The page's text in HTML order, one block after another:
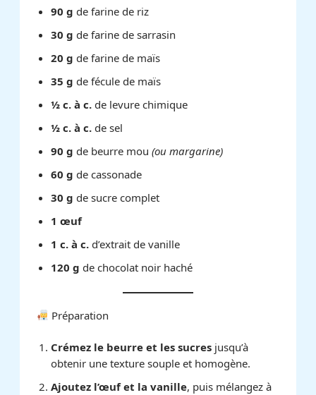
90 g de farine de riz
30 g de farine de sarrasin
20 g de farine de maïs
35 g de fécule de maïs
½ c. à c. de levure chimique
½ c. à c. de sel
90 g de beurre mou(ou margarine)
60 g de cassonade
30 g de sucre complet
1 œuf
1 c. à c. d’extrait de vanille
120 g de chocolat noir haché
Préparation
Crémez le beurre et les sucres jusqu’à
obtenir une texture souple et homogène.
Ajoutez l’œuf et la vanille, puis mélangez à